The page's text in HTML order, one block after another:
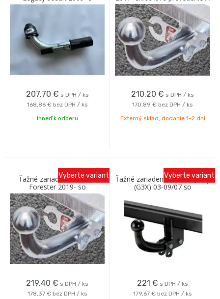
bajonetovým odnímaním C
207,70 € s DPH / ks
168,86 € bez DPH / ks
Ihneď k odberu
210,20 € s DPH / ks
170,89 € bez DPH / ks
Externý sklad, dodanie 1-2 dni
Ťažné zariadenie Subaru
Forester 2019- so
skrutkovým odnímaním ,
pasuje na hybrid Galia
219,40 € s DPH / ks
178,37 € bez DPH / ks
Vyberte variant
Ťažné zariadenie Subaru Justy
(G3X) 03-09/07 so
221 € s DPH / ks
179,67 € bez DPH / ks
Vyberte variant